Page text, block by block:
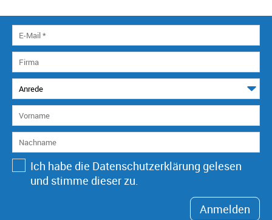
Ich habe die Datenschutzerklärung gelesen
und stimme dieser zu.
Anmelden